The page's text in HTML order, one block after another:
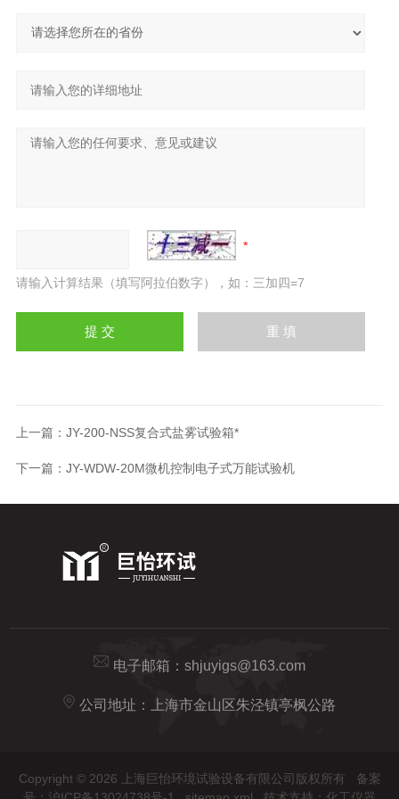
请输入计算结果（填写阿拉伯数字），如：三加四=7
上一篇： JY-200-NSS复合式盐雾试验箱*
下一篇： JY-WDW-20M微机控制电子式万能试验机
电子邮箱： shjuyigs@163.com
公司地址：上海市金山区朱泾镇亭枫公路
Copyright © 2026 上海巨怡环境试验设备有限公司版权所有 备案